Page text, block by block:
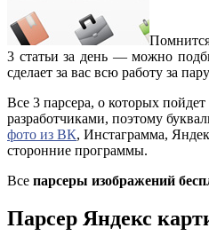
3 статьи за день — можно
сделает за вас всю работу за
Все 3 парсера, о которых
разработчиками, поэтому
фото из ВК, Инстаграмма,
сторонние программы.
Все парсеры изображений
Парсер Яндекс